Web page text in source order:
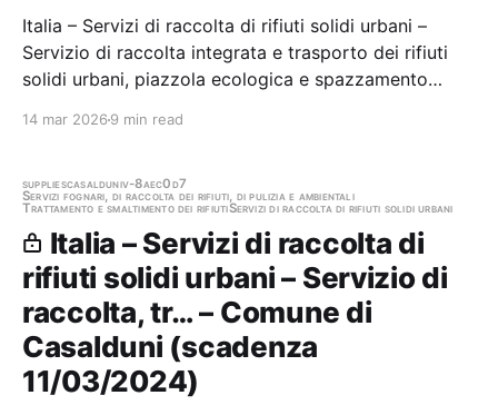
Italia – Servizi di raccolta di rifiuti solidi urbani –
Servizio di raccolta integrata e trasporto dei rifiuti
solidi urbani, piazzola ecologica e spazzamento
14 mar 2026 9 min read
suppliescasalduniv-8aec0d7
Servizi fognari, di raccolta dei rifiuti, di pulizia e ambientali
Trattamento e smaltimento dei rifiutiServizi di raccolta di rifiuti solidi urbani
Italia – Servizi di raccolta di
rifiuti solidi urbani – Servizio di
raccolta, tr… – Comune di
Casalduni (scadenza
11/03/2024)